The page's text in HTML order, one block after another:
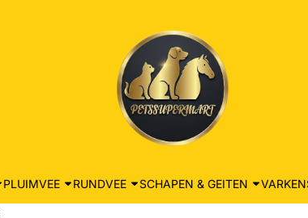
PLUIMVEE RUNDVEE SCHAPEN & GEITEN